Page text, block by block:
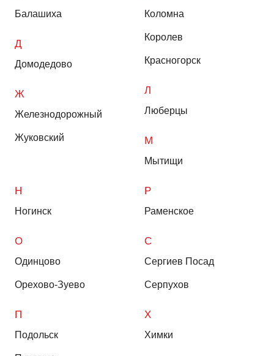
Балашиха
Д
Домодедово
Ж
Железнодорожный
Жуковский
Коломна
Королев
Красногорск
Л
Люберцы
М
Мытищи
Н
Ногинск
О
Одинцово
Орехово-Зуево
П
Подольск
Р
Раменское
С
Сергиев Посад
Серпухов
Х
Химки